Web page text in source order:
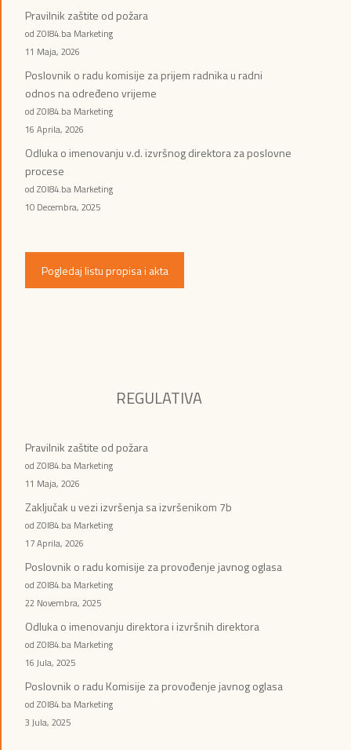
Pravilnik zaštite od požara
od ZOI84.ba Marketing
11 Maja, 2026
Poslovnik o radu komisije za prijem radnika u radni
odnos na određeno vrijeme
od ZOI84.ba Marketing
16 Aprila, 2026
Odluka o imenovanju v.d. izvršnog direktora za poslovne
procese
od ZOI84.ba Marketing
10 Decembra, 2025
Pogledaj listu propisa i akta
REGULATIVA
Pravilnik zaštite od požara
od ZOI84.ba Marketing
11 Maja, 2026
Zaključak u vezi izvršenja sa izvršenikom 7b
od ZOI84.ba Marketing
17 Aprila, 2026
Poslovnik o radu komisije za provođenje javnog oglasa
od ZOI84.ba Marketing
22 Novembra, 2025
Odluka o imenovanju direktora i izvršnih direktora
od ZOI84.ba Marketing
16 Jula, 2025
Poslovnik o radu Komisije za provođenje javnog oglasa
od ZOI84.ba Marketing
3 Jula, 2025